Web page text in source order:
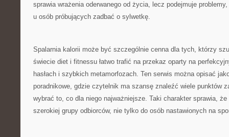
sprawia wrażenia oderwanego od życia, lecz podejmuje
u osób próbujących zadbać o sylwetkę.
Spalarnia kalorii może być szczególnie cenna dla tych, którzy
świecie diet i fitnessu łatwo trafić na przekaz oparty na
hasłach i szybkich metamorfozach. Ten serwis można opisać
poradnikowe, gdzie czytelnik ma szansę znaleźć wiele punktów
wybrać to, co dla niego najważniejsze. Taki charakter sprawia,
szerokiej grupy odbiorców, nie tylko do osób nastawionych na